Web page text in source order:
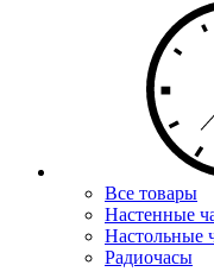
Все товары
Настенные
Настольные
Радиочасы